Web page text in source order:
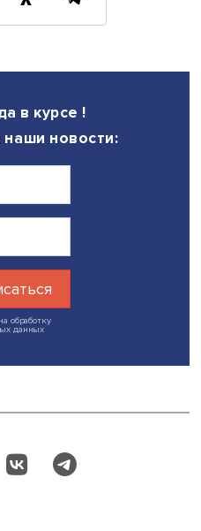
и
Если же родители
эффект. При
поинтересовалась, как
Светлана Иванова
хорошо, и
Перед началом курса
что это будет
успеха, сомнения
внимание участников,
возможность хорошего
При этом очень важно не
менее интенсивные